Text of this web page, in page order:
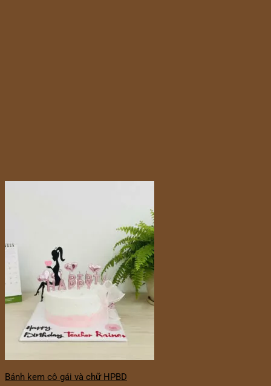
Bánh kem cô gái và chữ HPBD